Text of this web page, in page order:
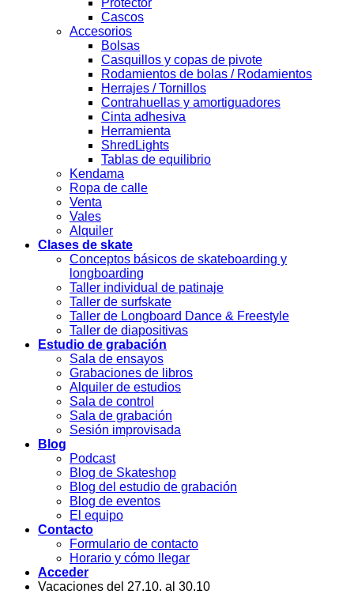
Protector
Cascos
Accesorios
Bolsas
Casquillos y copas de pivote
Rodamientos de bolas / Rodamientos
Herrajes / Tornillos
Contrahuellas y amortiguadores
Cinta adhesiva
Herramienta
ShredLights
Tablas de equilibrio
Kendama
Ropa de calle
Venta
Vales
Alquiler
Clases de skate
Conceptos básicos de skateboarding y
longboarding
Taller individual de patinaje
Taller de surfskate
Taller de Longboard Dance & Freestyle
Taller de diapositivas
Estudio de grabación
Sala de ensayos
Grabaciones de libros
Alquiler de estudios
Sala de control
Sala de grabación
Sesión improvisada
Blog
Podcast
Blog de Skateshop
Blog del estudio de grabación
Blog de eventos
El equipo
Contacto
Formulario de contacto
Horario y cómo llegar
Acceder
Vacaciones del 27.10. al 30.10